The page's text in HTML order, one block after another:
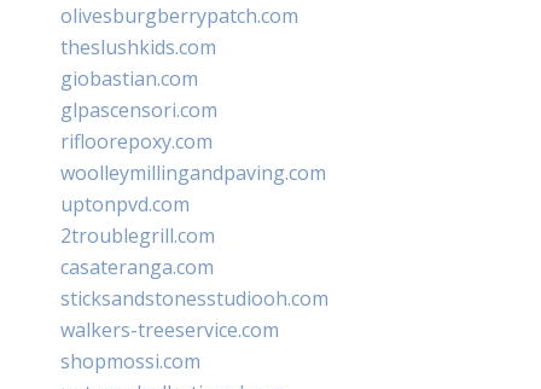
olivesburgberrypatch.com
theslushkids.com
giobastian.com
glpascensori.com
rifloorepoxy.com
woolleymillingandpaving.com
uptonpvd.com
2troublegrill.com
casateranga.com
sticksandstonesstudiooh.com
walkers-treeservice.com
shopmossi.com